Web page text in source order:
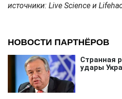
источники: Live Science и